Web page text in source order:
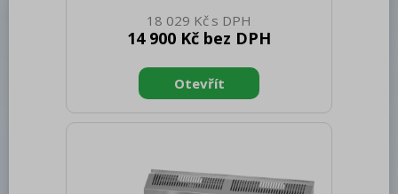
16.00 Šířka brutto [mm]: 650 Hloubka
brutto [mm]: 366 Výška brutto [mm]:
spotřebiče: Plynové zařízení Konstruční
typ zařízení: Stolní Výkon plynový [kW]:
4.500 Druh připojení plynu: Zemní plyn,
deska, AISI 430 opláštění Materiál vrchní
desky: AISI 304 T
18 029 Kč
14 900 Kč bez DPH